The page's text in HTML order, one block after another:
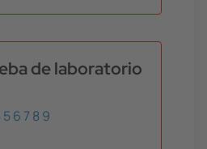
de laboratorio
56 7 8 9